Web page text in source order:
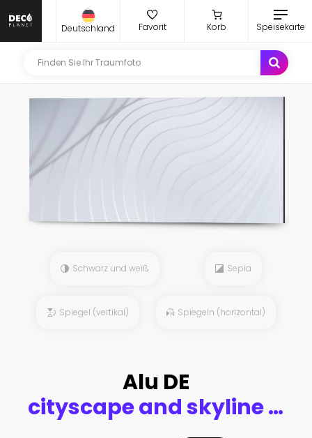
Deutschland Favorit Korb Speisekarte
Schwarz und weiß Sepia
Spiegel (vertikal) Spiegeln (horizontal)
Alu DE
cityscape and skyline of seoul at night from empty floor